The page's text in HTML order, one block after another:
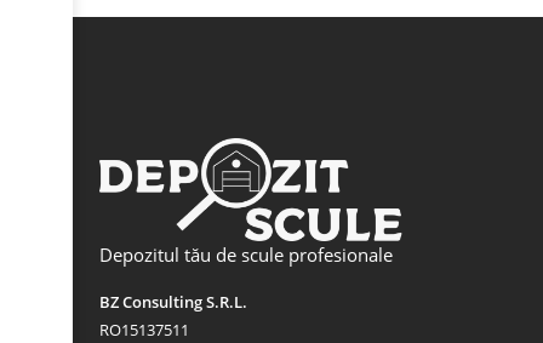
Depozitul tău de scule profesionale
BZ Consulting S.R.L.
RO15137511